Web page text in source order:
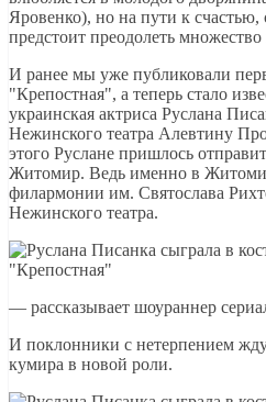
Яровенко), но на пути к
предстоит преодолеть
И ранее мы уже публиковали
"Крепостная", а теперь стало
украинская актриса Руслана
Нежинского театра Алевтину
этого Руслане пришлось
Житомир. Ведь именно в
филармонии им. Святослава
Нежинского театра.
— рассказывает шоураннер
И поклонники с нетерпением
кумира в новой роли.